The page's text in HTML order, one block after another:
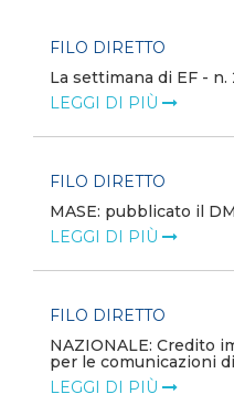
FILO DIRETTO
La settimana di EF - n.
LEGGI DI PIÙ
FILO DIRETTO
MASE: pubblicato il
LEGGI DI PIÙ
FILO DIRETTO
NAZIONALE: Credito
per le comunicazioni
LEGGI DI PIÙ